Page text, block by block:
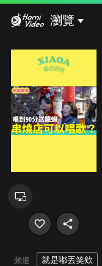
瀏覽
頻道 就是嘟丟笑欸